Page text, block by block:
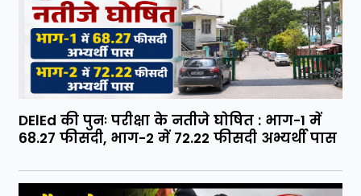
DElEd की पुनः परीक्षा के नतीजे घोषित : भाग-1 में
68.27 फीसदी, भाग-2 में 72.22 फीसदी अभ्यर्थी पास